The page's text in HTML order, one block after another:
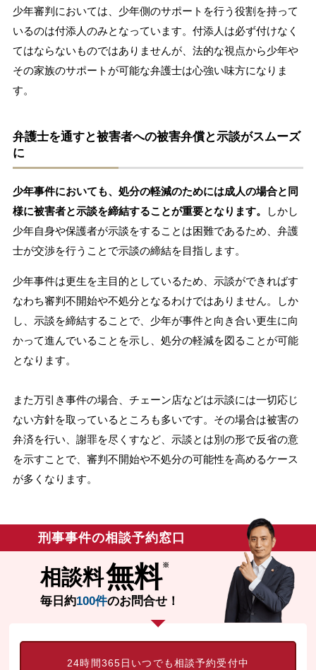
少年審判においては、少年側のサポートを行う役割を持って
いるのは付添人のみとなっています。付添人は必ず付けなく
てはならないものではありませんが、法的な視点から少年や
その家族のサポートが可能な弁護士は心強い味方になりま
す。
弁護士を通すと被害者への被害弁償と示談がスムーズ
に
少年事件においても、処分の軽減のためには成人の場合と同
様に被害者と示談を締結することが重要となります。
しかし
少年自身や保護者が示談をすることは困難であるため、弁護
士が交渉を行うことで示談の締結を目指します。
少年事件は更生を主目的としているため、示談ができればす
なわち審判不開始や不処分となるわけではありません。しか
し、示談を締結することで、少年が事件と向き合い更生に向
かって進んでいることを示し、処分の軽減を図ることが可能
となります。
また万引き事件の場合、チェーン店などは示談には一切応じ
ない方針を取っているところも多いです。その場合は被害の
弁済を行い、謝罪を尽くすなど、示談とは別の形で反省の意
を示すことで、審判不開始や不処分の可能性を高めるケース
が多くなります。
刑事事件の相談予約窓口
相談料無料
毎日約100件のお問合せ！
24時間365日いつでも相談予約受付中